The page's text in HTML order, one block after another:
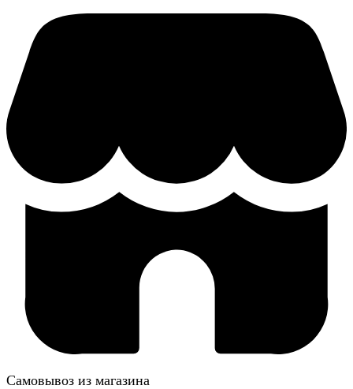
Самовывоз из магазина